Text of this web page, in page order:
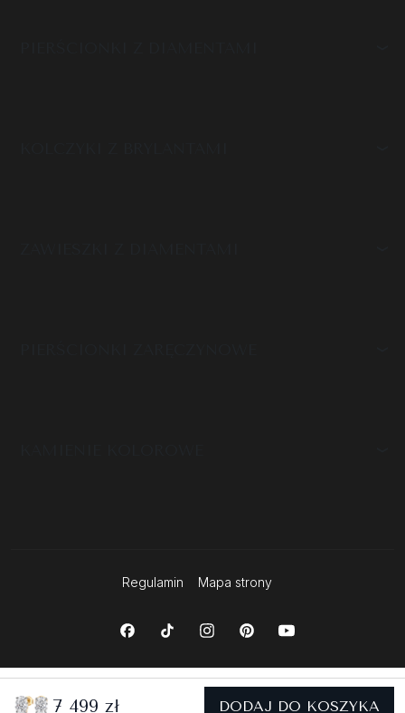
7 499 zł DODAJ DO KOSZYKA
Regulamin Mapa strony